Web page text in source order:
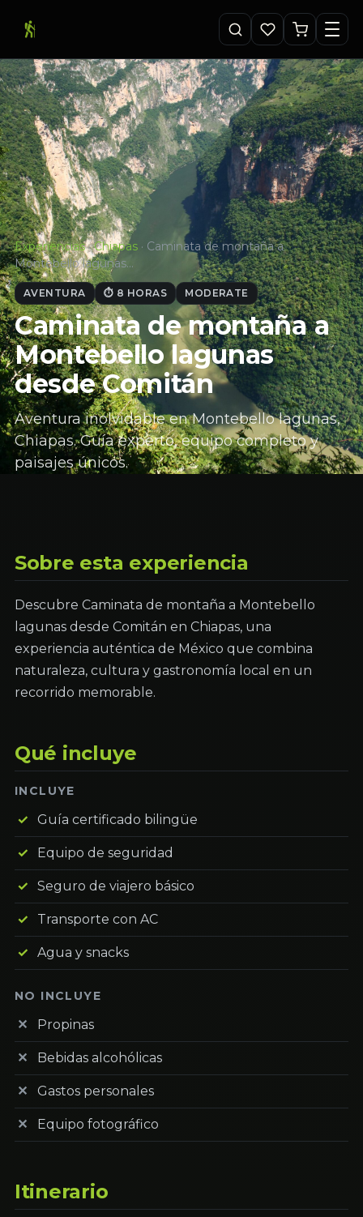
Experiencias · Chiapas · Caminata de montaña a
Montebello lagunas…
AVENTURA ⏱ 8 HORAS MODERATE
Caminata de montaña a
Montebello lagunas
desde Comitán
Aventura inolvidable en Montebello lagunas,
Chiapas. Guía experto, equipo completo y
paisajes únicos.
Sobre esta experiencia
Descubre Caminata de montaña a Montebello
lagunas desde Comitán en Chiapas, una
experiencia auténtica de México que combina
naturaleza, cultura y gastronomía local en un
recorrido memorable.
Qué incluye
INCLUYE
Guía certificado bilingüe
Equipo de seguridad
Seguro de viajero básico
Transporte con AC
Agua y snacks
NO INCLUYE
Propinas
Bebidas alcohólicas
Gastos personales
Equipo fotográfico
Itinerario